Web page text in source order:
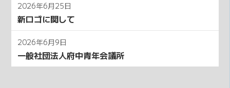
2026年6月25日
新ロゴに関して
2026年6月9日
一般社団法人府中青年会議所